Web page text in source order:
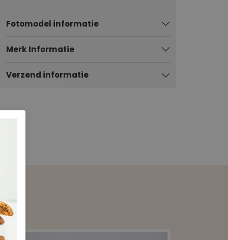
Fotomodel informatie
Merk Informatie
Verzend informatie